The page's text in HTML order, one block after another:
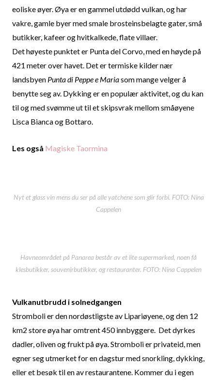
eoliske øyer. Øya er en gammel utdødd vulkan, og har
vakre, gamle byer med smale brosteinsbelagte gater, små
butikker, kafeer og hvitkalkede, flate villaer.
​Det høyeste punktet er Punta del Corvo, med en høyde på
421 meter over havet. ​Det er termiske kilder nær
landsbyen Punta di Peppe e Mariasom mange velger å
benytte seg av. Dykking er en populær aktivitet, og du kan
til og med svømme ut til et skipsvrak mellom småøyene
Lisca Bianca og Bottaro. ​
Les også Magiske Taormina
Nyt et glass vin mens du ser på alle yatchene som glir forbi. FOTO: Nina
Cappelen
Havneområdet på Panarea består av et lite supermarked, noen få
klesbutikker, souvenirbutikker, og restauranter. FOTO: Nina Cappelen
Vulkanutbrudd i solnedgangen
​Stromboli er den nordøstligste av Lipariøyene, og den 12
km2 store øya har omtrent 450 innbyggere. Det dyrkes
dadler, oliven og frukt på øya. Stromboli er privateid, men
egner seg utmerket for en dagstur med snorkling, dykking,
eller et besøk til en av restaurantene. Kommer du i egen